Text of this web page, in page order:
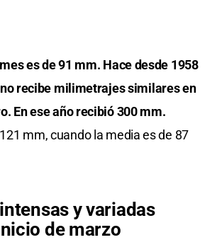
es de 91 mm. Hace desde 1958
recibe milimetrajes similares en
En ese año recibió 300 mm.
mm, cuando la media es de 87
y variadas
de marzo